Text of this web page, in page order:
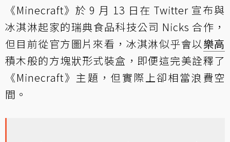
《Minecraft》於 9 月 13 日在 Twitter 宣布與
冰淇淋起家的瑞典食品科技公司 Nicks 合作，
但目前從官方圖片來看，冰淇淋似乎會以樂高
積木般的方塊狀形式裝盒，即便這完美詮釋了
《Minecraft》主題，但實際上卻相當浪費空
間。